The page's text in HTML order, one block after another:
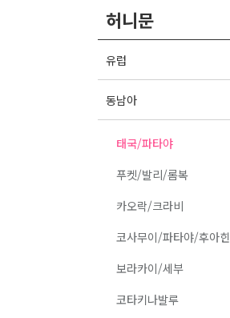
허니문
유럽
동남아
태국/파타야
푸켓/발리/롬복
카오락/크라비
코사무이/파타야/후아힌
보라카이/세부
코타키나발루